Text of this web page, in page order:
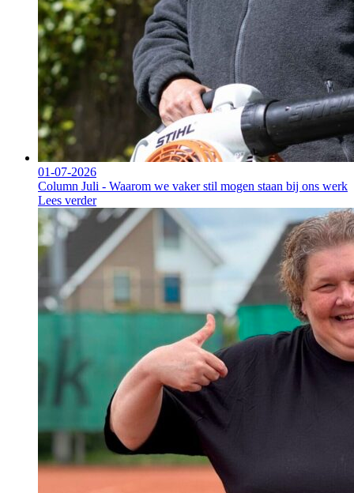
01-07-2026
Column Juli - Waarom we vaker stil mogen staan bij ons werk
Lees verder